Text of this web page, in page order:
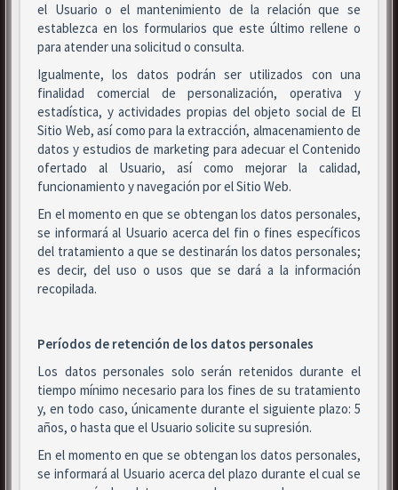
el Usuario o el mantenimiento de la relación que se
establezca en los formularios que este último rellene o
para atender una solicitud o consulta.
Igualmente, los datos podrán ser utilizados con una
finalidad comercial de personalización, operativa y
estadística, y actividades propias del objeto social de El
Sitio Web, así como para la extracción, almacenamiento de
datos y estudios de marketing para adecuar el Contenido
ofertado al Usuario, así como mejorar la calidad,
funcionamiento y navegación por el Sitio Web.
En el momento en que se obtengan los datos personales,
se informará al Usuario acerca del fin o fines específicos
del tratamiento a que se destinarán los datos personales;
es decir, del uso o usos que se dará a la información
recopilada.
Períodos de retención de los datos personales
Los datos personales solo serán retenidos durante el
tiempo mínimo necesario para los fines de su tratamiento
y, en todo caso, únicamente durante el siguiente plazo: 5
años, o hasta que el Usuario solicite su supresión.
En el momento en que se obtengan los datos personales,
se informará al Usuario acerca del plazo durante el cual se